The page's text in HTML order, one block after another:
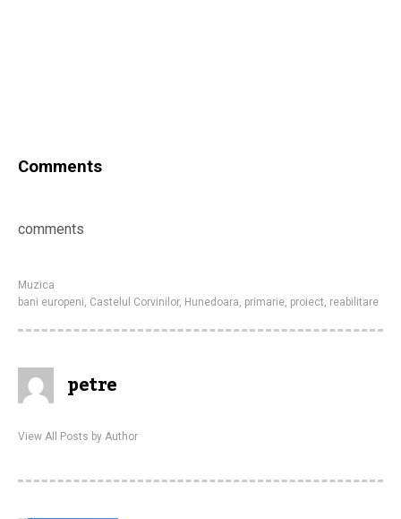
Comments
comments
Muzica
bani europeni, Castelul Corvinilor, Hunedoara, primarie, proiect, reabilitare
petre
View All Posts by Author